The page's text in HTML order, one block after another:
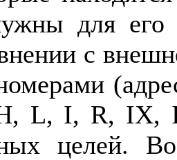
для его
с
L, I, R, IX,
целей.